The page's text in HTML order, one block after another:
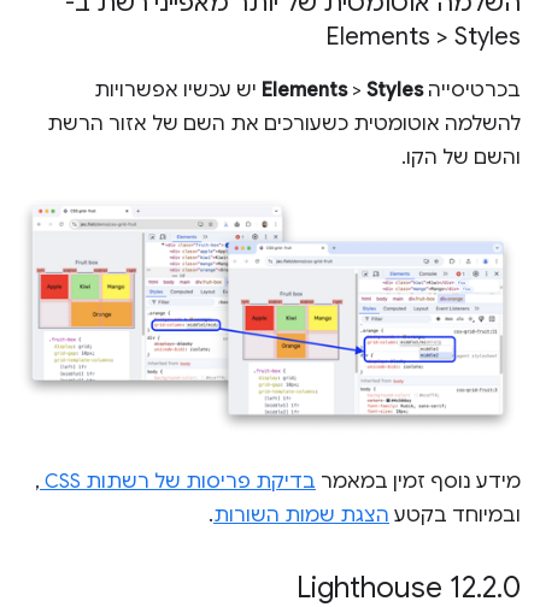
Elements > Styles
בכרטיסייה Elements> Styles
יש עכשיו אפשרויות
להשלמה אוטומטית כשעורכים את השם של אזור הרשת
והשם של הקו.
מידע נוסף זמין במאמר בדיקת פריסות של רשתות CSS
,
ובמיוחד בקטע הצגת שמות השורות.
‫Lighthouse 12.2.0